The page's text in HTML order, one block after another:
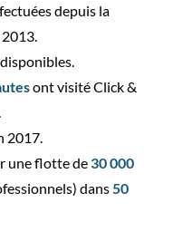
depuis la
disponibles.
ont visité Click &
2017.
une flotte de 30 000
dans 50